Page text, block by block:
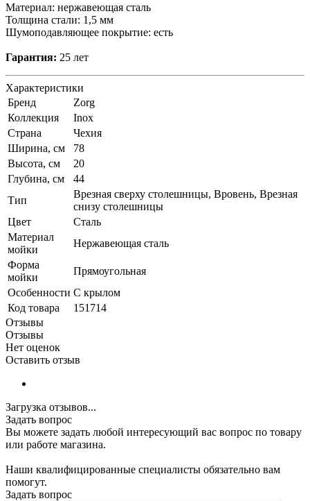
Материал: нержавеющая сталь
Толщина стали: 1,5 мм
Шумоподавляющее покрытие: есть
Гарантия: 25 лет
Характеристики
Бренд
Zorg
Коллекция
Inox
Страна
Чехия
Ширина, см
78
Высота, см
20
Глубина, см
44
Тип
Врезная сверху столешницы, Вровень, Врезная
снизу столешницы
Цвет
Сталь
Материал
мойки
Нержавеющая сталь
Форма
мойки
Прямоугольная
Особенности С крылом
Код товара
151714
Отзывы
Отзывы
Нет оценок
Оставить отзыв
Загрузка отзывов...
Задать вопрос
Вы можете задать любой интересующий вас вопрос по товару
или работе магазина.
Наши квалифицированные специалисты обязательно вам
помогут.
Задать вопрос